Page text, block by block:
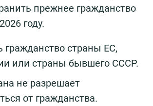
прежнее гражданство
году.
гражданство страны ЕС,
или страны бывшего СССР.
не разрешает
от гражданства.